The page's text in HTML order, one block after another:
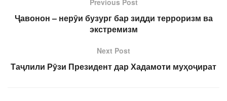
Ҷавонон – нерӯи бузург бар зидди терроризм ва
экстремизм
Next Post
Таҷлили Рӯзи Президент дар Хадамоти муҳоҷират